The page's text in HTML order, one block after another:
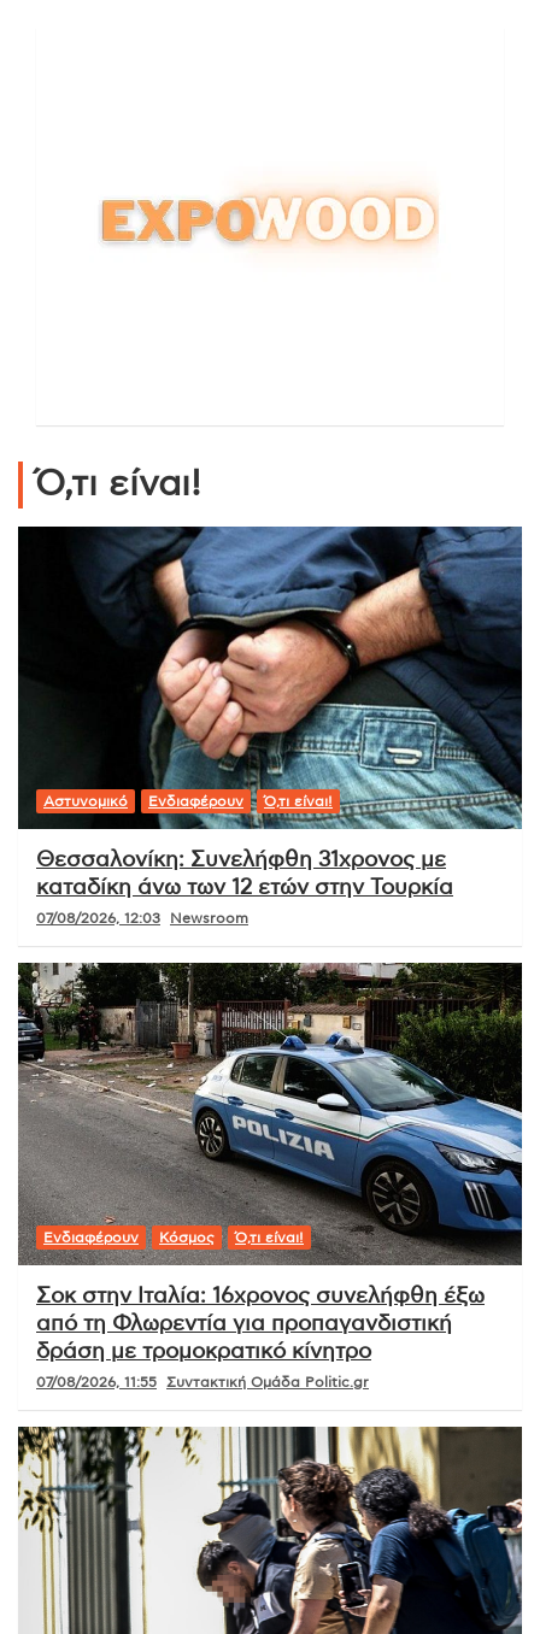
Ό,τι είναι!
Αστυνομικό Ενδιαφέρουν Ό,τι είναι!
Θεσσαλονίκη: Συνελήφθη 31χρονος με
καταδίκη άνω των 12 ετών στην Τουρκία
07/08/2026, 12:03 Newsroom
Ενδιαφέρουν Κόσμος Ό,τι είναι!
Σοκ στην Ιταλία: 16χρονος συνελήφθη έξω
από τη Φλωρεντία για προπαγανδιστική
δράση με τρομοκρατικό κίνητρο
07/08/2026, 11:55 Συντακτική Ομάδα Politic.gr